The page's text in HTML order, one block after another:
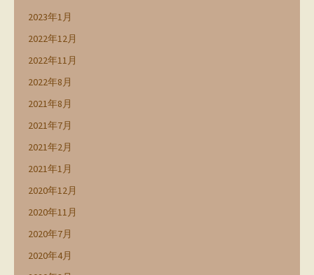
2023年1月
2022年12月
2022年11月
2022年8月
2021年8月
2021年7月
2021年2月
2021年1月
2020年12月
2020年11月
2020年7月
2020年4月